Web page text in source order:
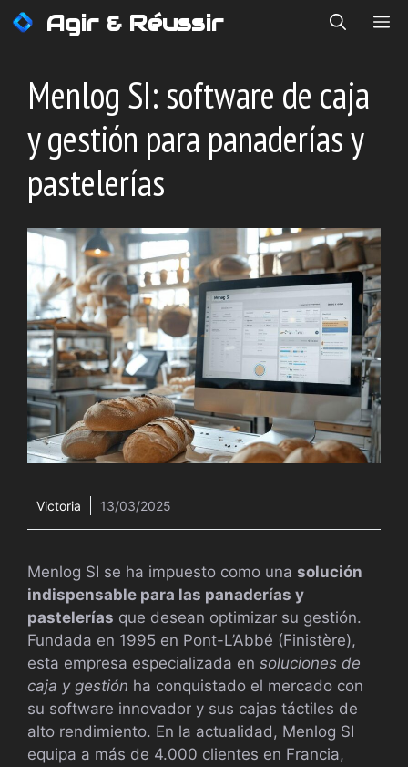
Saltar
Agir & Réussir
Menlog SI: software de caja
y gestión para panaderías y
pastelerías
Victoria 13/03/2025
Menlog SI se ha impuesto como una solución
indispensable para las panaderías y
pastelerías que desean optimizar su gestión.
Fundada en 1995 en Pont-L’Abbé (Finistère),
esta empresa especializada en soluciones de
caja y gestión ha conquistado el mercado con
su software innovador y sus cajas táctiles de
alto rendimiento. En la actualidad, Menlog SI
equipa a más de 4.000 clientes en Francia,